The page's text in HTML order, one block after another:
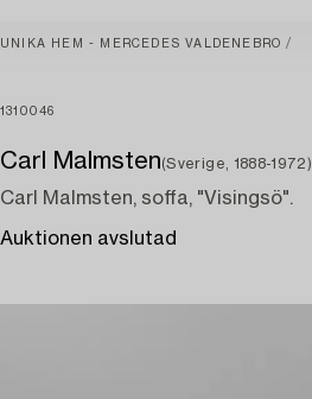
UNIKA HEM - MERCEDES VALDENEBRO
1310046
Carl Malmsten(Sverige, 1888-1972)
Carl Malmsten, soffa, "Visingsö".
Auktionen avslutad